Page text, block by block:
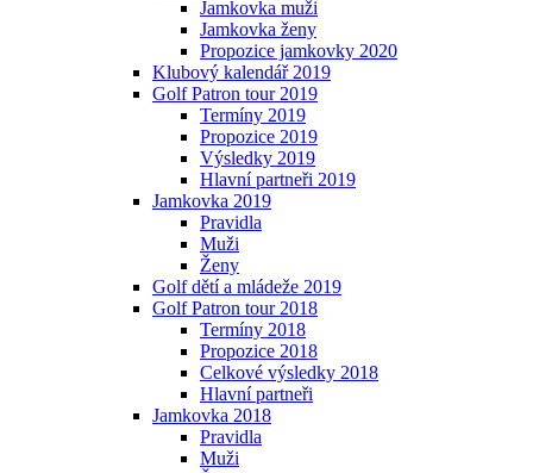
Jamkovka muži
Jamkovka ženy
Propozice jamkovky 2020
Klubový kalendář 2019
Golf Patron tour 2019
Termíny 2019
Propozice 2019
Výsledky 2019
Hlavní partneři 2019
Jamkovka 2019
Pravidla
Muži
Ženy
Golf dětí a mládeže 2019
Golf Patron tour 2018
Termíny 2018
Propozice 2018
Celkové výsledky 2018
Hlavní partneři
Jamkovka 2018
Pravidla
Muži